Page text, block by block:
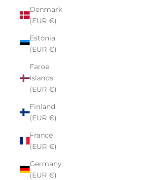
Denmark
(EUR €)
Estonia
(EUR €)
Faroe
Islands
(EUR €)
Finland
(EUR €)
France
(EUR €)
Germany
(EUR €)